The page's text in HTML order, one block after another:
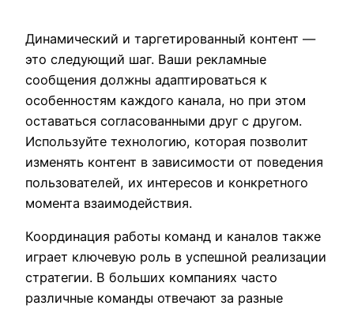
Динамический и таргетированный контент —
это следующий шаг. Ваши рекламные
сообщения должны адаптироваться к
особенностям каждого канала, но при этом
оставаться согласованными друг с другом.
Используйте технологию, которая позволит
изменять контент в зависимости от поведения
пользователей, их интересов и конкретного
момента взаимодействия.
Координация работы команд и каналов также
играет ключевую роль в успешной реализации
стратегии. В больших компаниях часто
различные команды отвечают за разные